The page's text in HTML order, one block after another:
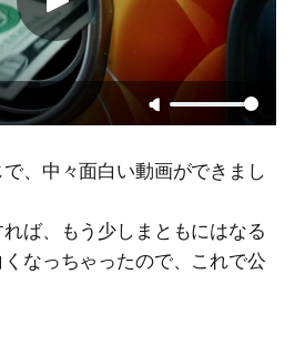
、中々面白い動画ができまし
ば、もう少しまともにはなる
なっちゃったので、これで公